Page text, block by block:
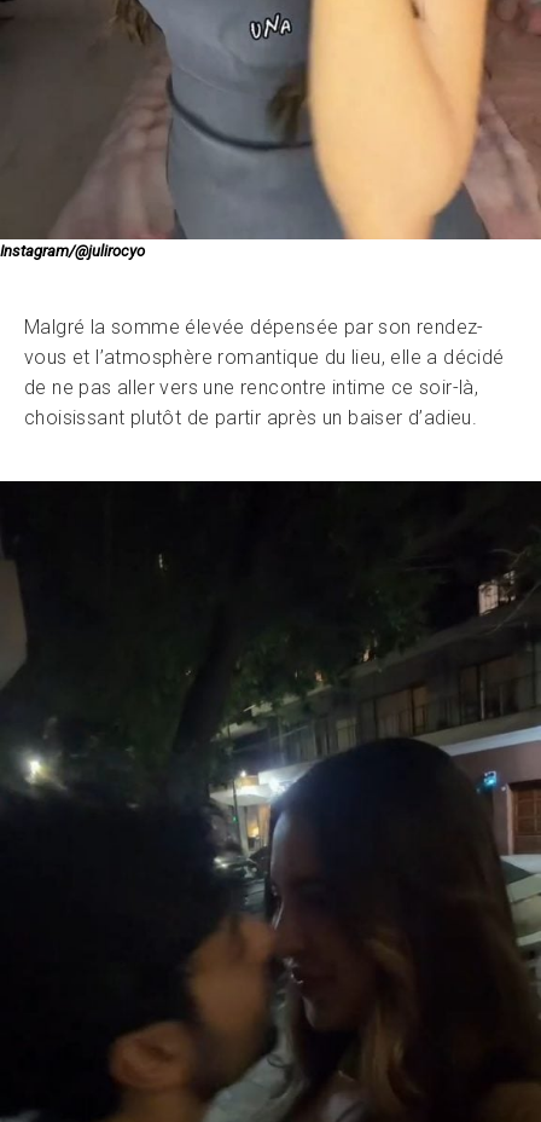
Instagram/@julirocyo
Malgré la somme élevée dépensée par son rendez-
vous et l’atmosphère romantique du lieu, elle a décidé
de ne pas aller vers une rencontre intime ce soir-là,
choisissant plutôt de partir après un baiser d’adieu.